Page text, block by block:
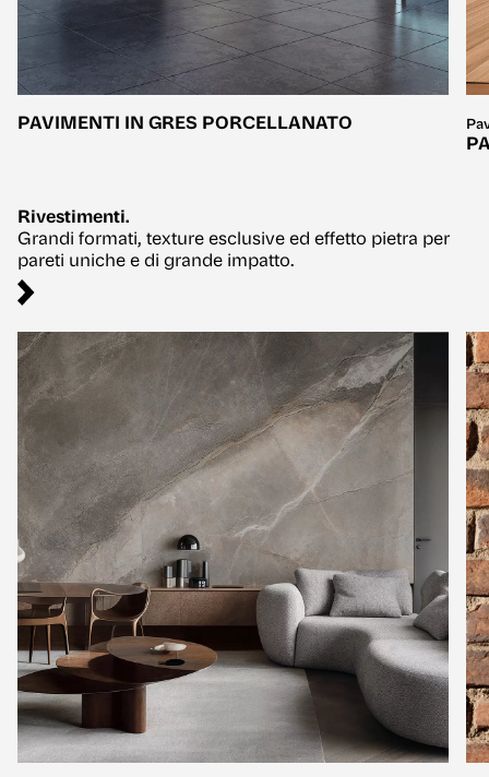
PAVIMENTI IN GRES PORCELLANATO
Rivestimenti.
Grandi formati, texture esclusive ed effetto pietra per
pareti uniche e di grande impatto.